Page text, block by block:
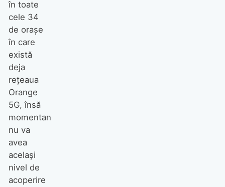
în toate
cele 34
de orașe
în care
există
deja
rețeaua
Orange
5G, însă
momentan
nu va
avea
același
nivel de
acoperire